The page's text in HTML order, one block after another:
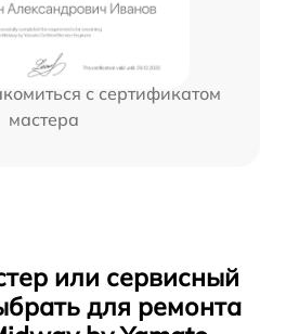
с сертификатом
мастера
или сервисный
для ремонта